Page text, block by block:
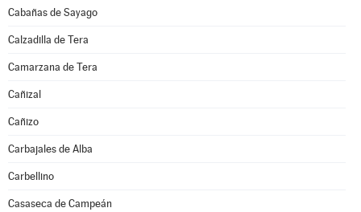
Cabañas de Sayago
Calzadilla de Tera
Camarzana de Tera
Cañizal
Cañizo
Carbajales de Alba
Carbellino
Casaseca de Campeán